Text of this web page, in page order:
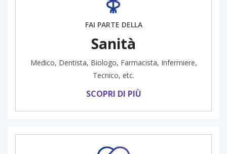
FAI PARTE DELLA
Sanità
Medico, Dentista, Biologo, Farmacista, Infermiere,
Tecnico, etc.
SCOPRI DI PIÙ